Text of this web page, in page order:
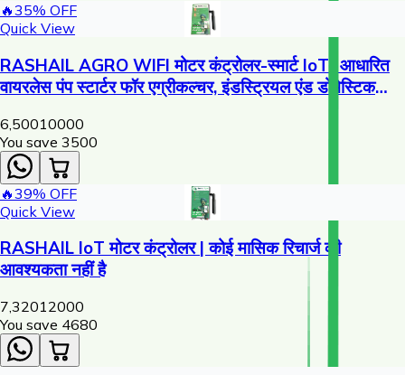
🔥35% OFF
Quick View
RASHAIL AGRO WIFI मोटर कंट्रोलर-स्मार्ट IoT- आधारित
वायरलेस पंप स्टार्टर फॉर एग्रीकल्चर, इंडस्ट्रियल एंड डोमेस्टिक
6,50010000
You save ₹ 3500
🔥39% OFF
Quick View
RASHAIL IoT मोटर कंट्रोलर | कोई मासिक रिचार्ज की
आवश्यकता नहीं है
7,32012000
You save ₹ 4680